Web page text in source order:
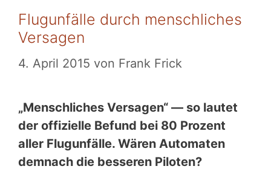
Flugunfälle durch menschliches
Versagen
4. April 2015 von Frank Frick
„Menschliches Versagen“ — so lautet
der offizielle Befund bei 80 Prozent
aller Flugunfälle. Wären Automaten
demnach die besseren Piloten?